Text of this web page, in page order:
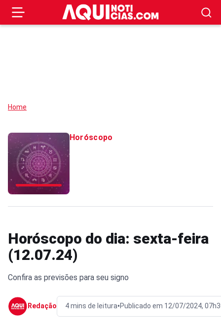
Home
Horóscopo
Horóscopo do dia: sexta-feira
(12.07.24)
Confira as previsões para seu signo
Redação 4 mins de leitura•Publicado em 12/07/2024,